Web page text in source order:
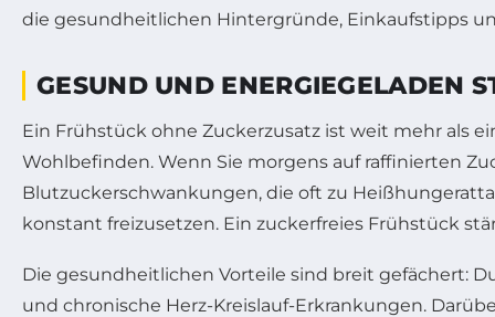
die gesundheitlichen Hintergründe, Einkaufstipps
GESUND UND ENERGIEGELADEN
Ein Frühstück ohne Zuckerzusatz ist weit mehr als
Wohlbefinden. Wenn Sie morgens auf raffinierten
Blutzuckerschwankungen, die oft zu
konstant freizusetzen. Ein zuckerfreies Frühstück
Die gesundheitlichen Vorteile sind breit gefächert:
und chronische Herz-Kreislauf-Erkrankungen.